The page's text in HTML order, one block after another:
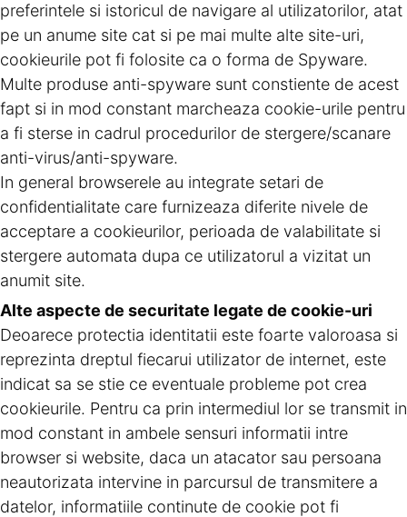
preferintele si istoricul de navigare al utilizatorilor, atat
pe un anume site cat si pe mai multe alte site-uri,
cookieurile pot fi folosite ca o forma de Spyware.
Multe produse anti-spyware sunt constiente de acest
fapt si in mod constant marcheaza cookie-urile pentru
a fi sterse in cadrul procedurilor de stergere/scanare
anti-virus/anti-spyware.
In general browserele au integrate setari de
confidentialitate care furnizeaza diferite nivele de
acceptare a cookieurilor, perioada de valabilitate si
stergere automata dupa ce utilizatorul a vizitat un
anumit site.
Alte aspecte de securitate legate de cookie-uri
Deoarece protectia identitatii este foarte valoroasa si
reprezinta dreptul fiecarui utilizator de internet, este
indicat sa se stie ce eventuale probleme pot crea
cookieurile. Pentru ca prin intermediul lor se transmit in
mod constant in ambele sensuri informatii intre
browser si website, daca un atacator sau persoana
neautorizata intervine in parcursul de transmitere a
datelor, informatiile continute de cookie pot fi